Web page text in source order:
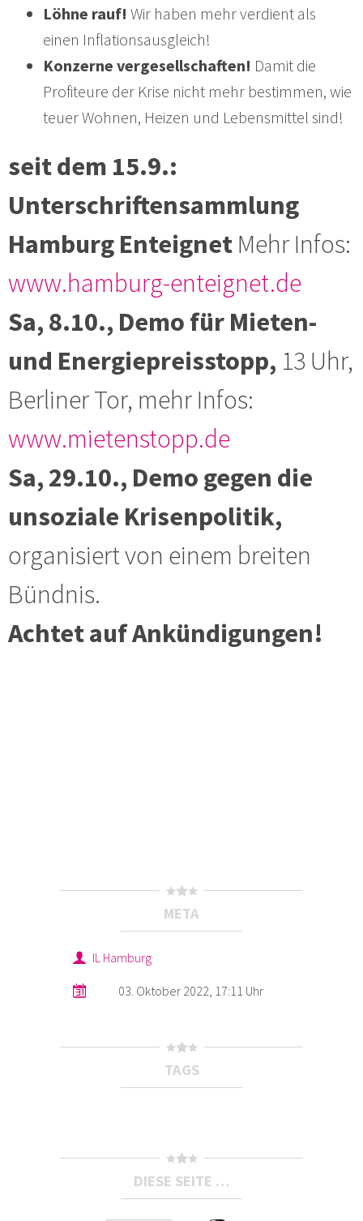
Löhne rauf! Wir haben mehr verdient als
einen Inflationsausgleich!
Konzerne vergesellschaften! Damit die
Profiteure der Krise nicht mehr bestimmen, wie
teuer Wohnen, Heizen und Lebensmittel sind!
seit dem 15.9.:
Unterschriftensammlung
Hamburg EnteignetMehr Infos:
www.hamburg-enteignet.de
Sa, 8.10., Demo für Mieten-
und Energiepreisstopp, 13 Uhr,
Berliner Tor, mehr Infos:
www.mietenstopp.de
Sa, 29.10., Demo gegen die
unsoziale Krisenpolitik,
organisiert von einem breiten
Bündnis.
Achtet auf Ankündigungen!
META
IL Hamburg
03. Oktober 2022, 17:11 Uhr
TAGS
DIESE SEITE …